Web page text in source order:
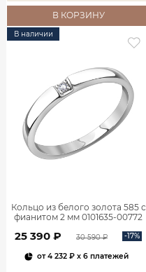
В КОРЗИНУ
В наличии
Кольцо из белого золота 585 с
фианитом 2 мм 0101635-00772
25 390 ₽ 30 590 ₽ -17%
от4 232 ₽x 6 платежей